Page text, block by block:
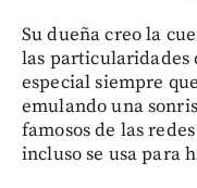
Su dueña creo la
las particularidades
especial siempre
emulando una
famosos de las
incluso se usa para